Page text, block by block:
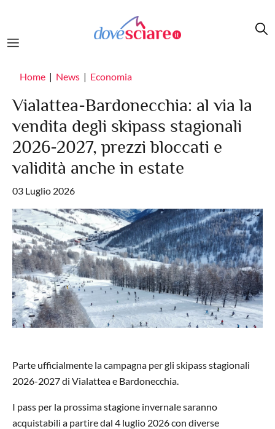
Home News Economia
Vialattea-Bardonecchia: al via la
vendita degli skipass stagionali
2026-2027, prezzi bloccati e
validità anche in estate
03 Luglio 2026
Parte ufficialmente la campagna per gli skipass stagionali
2026-2027 di Vialattea e Bardonecchia.
I pass per la prossima stagione invernale saranno
acquistabili a partire dal 4 luglio 2026 con diverse